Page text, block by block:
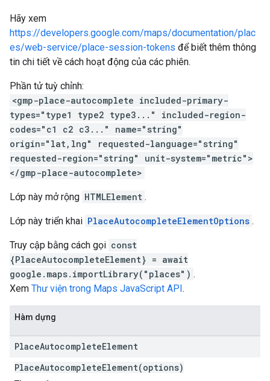
Hãy xem
https://developers.google.com/maps/documentation/plac
es/web-service/place-session-tokens để biết thêm thông
tin chi tiết về cách hoạt động của các phiên.
Phần tử tuỳ chỉnh:
<gmp-place-autocomplete included-primary-
types="type1 type2 type3..." included-region-
codes="c1 c2 c3..." name="string"
origin="lat,lng" requested-language="string"
requested-region="string" unit-system="metric">
</gmp-place-autocomplete>
Lớp này mở rộng HTMLElement .
Lớp này triển khai PlaceAutocompleteElementOptions .
Truy cập bằng cách gọi const
{PlaceAutocompleteElement} = await
google.maps.importLibrary("places") .
Xem Thư viện trong Maps JavaScript API .
Hàm dựng
PlaceAutocompleteElement
PlaceAutocompleteElement(options)